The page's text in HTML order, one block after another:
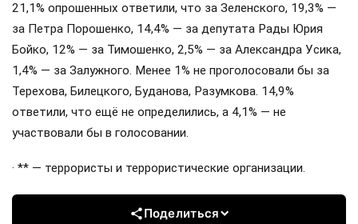
21,1% опрошенных ответили, что за Зеленского, 19,3% —
за Петра Порошенко, 14,4% — за депутата Рады Юрия
Бойко, 12% — за Тимошенко, 2,5% — за Александра Усика,
1,4% — за Залужного. Менее 1% не проголосовали бы за
Терехова, Билецкого, Буданова, Разумкова. 14,9%
ответили, что ещё не определились, а 4,1% — не
участвовали бы в голосовании.
· ** — террористы и террористические организации.
Поделиться